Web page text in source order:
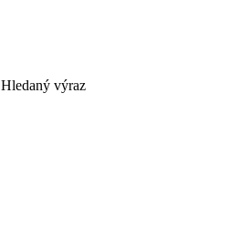
Hledaný výraz